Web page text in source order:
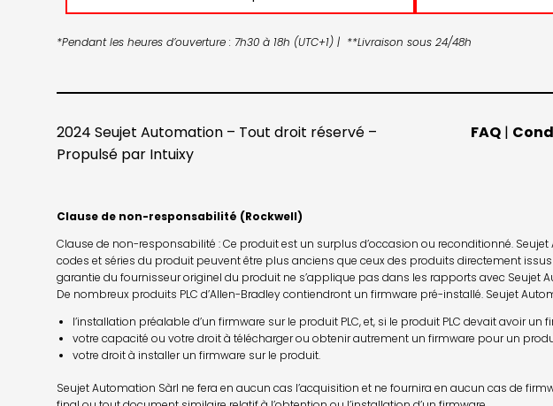
*Pendant les heures d’ouverture : 7h30 à 18h (UTC+1) | **Livraison sous 24/48h
2024 Seujet Automation – Tout droit réservé –
Propulsé par Intuixy
FAQ |
Clause de non-responsabilité (Rockwell)
Clause de non-responsabilité : Ce produit est un surplus d’occasion ou reconditionné.
codes et séries du produit peuvent être plus anciens que ceux des produits directement
garantie du fournisseur originel du produit ne s’applique pas dans les rapports avec Seujet
De nombreux produits PLC d’Allen-Bradley contiendront un firmware pré-installé. Seujet
l’installation préalable d’un firmware sur le produit PLC, et, si le produit PLC devait avoir
votre capacité ou votre droit à télécharger ou obtenir autrement un firmware pour un
votre droit à installer un firmware sur le produit.
Seujet Automation Sàrl ne fera en aucun cas l’acquisition et ne fournira en aucun cas de